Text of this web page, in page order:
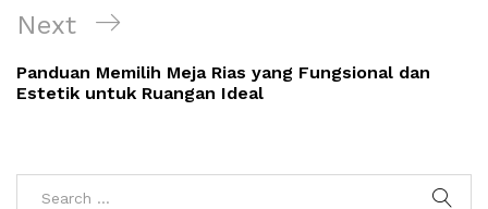
Next
Post
Next
Panduan Memilih Meja Rias yang Fungsional dan
Estetik untuk Ruangan Ideal